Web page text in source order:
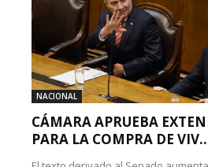
NACIONAL
CÁMARA APRUEBA
PARA LA COMPRA DE